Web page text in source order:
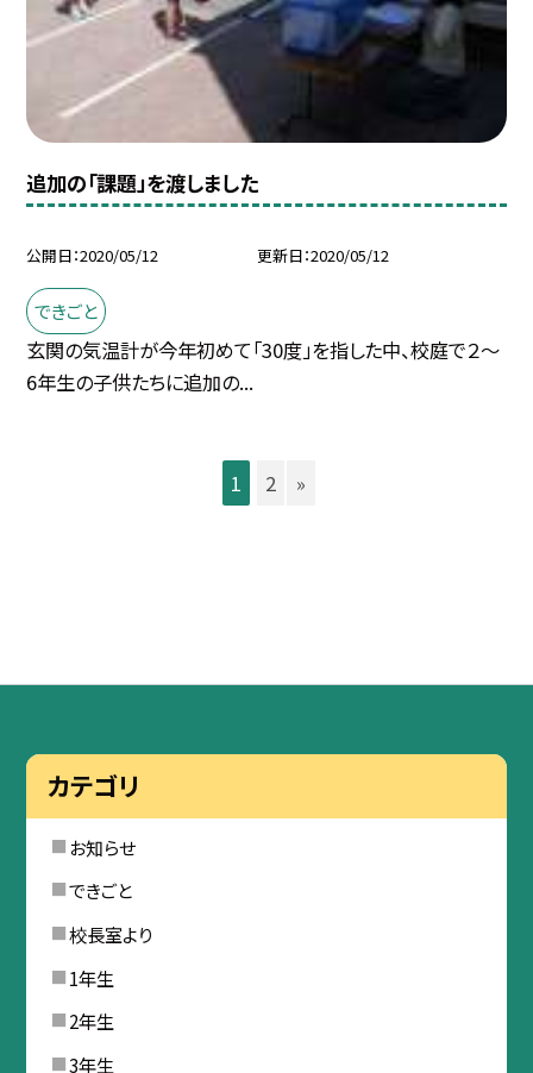
追加の「課題」を渡しました
公開日 2020/05/12 更新日 2020/05/12
できごと
玄関の気温計が今年初めて「30度」を指した中、校庭で２〜
6年生の子供たちに追加の...
1 2 »
カテゴリ
お知らせ
できごと
校長室より
1年生
2年生
3年生